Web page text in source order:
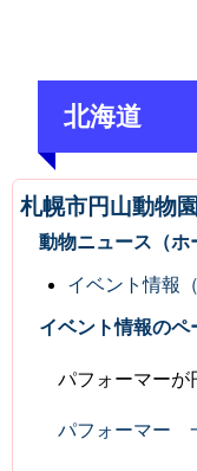
北海道
札幌市円山動物園
動物ニュース（ホ
イベント情報
イベント情報のペ
パフォーマーが
パフォーマー